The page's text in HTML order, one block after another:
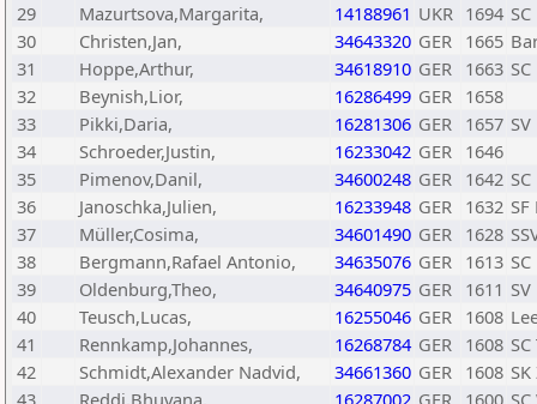
29
Mazurtsova,Margarita, 14188961 UKR 1694
30
Christen,Jan, 34643320 GER 1665
31
Hoppe,Arthur, 34618910 GER 1663
32
Beynish,Lior, 16286499 GER 1658
33
Pikki,Daria, 16281306 GER 1657
34
Schroeder,Justin, 16233042 GER 1646
35
Pimenov,Danil, 34600248 GER 1642
36
Janoschka,Julien, 16233948 GER 1632
37
Müller,Cosima, 34601490 GER 1628
38
Bergmann,Rafael Antonio, 34635076 GER 1613
39
Oldenburg,Theo, 34640975 GER 1611
40
Teusch,Lucas, 16255046 GER 1608
41
Rennkamp,Johannes, 16268784 GER 1608
42
Schmidt,Alexander Nadvid, 34661360 GER 1608
43
Reddi,Bhuvana, 16287002 GER 1600